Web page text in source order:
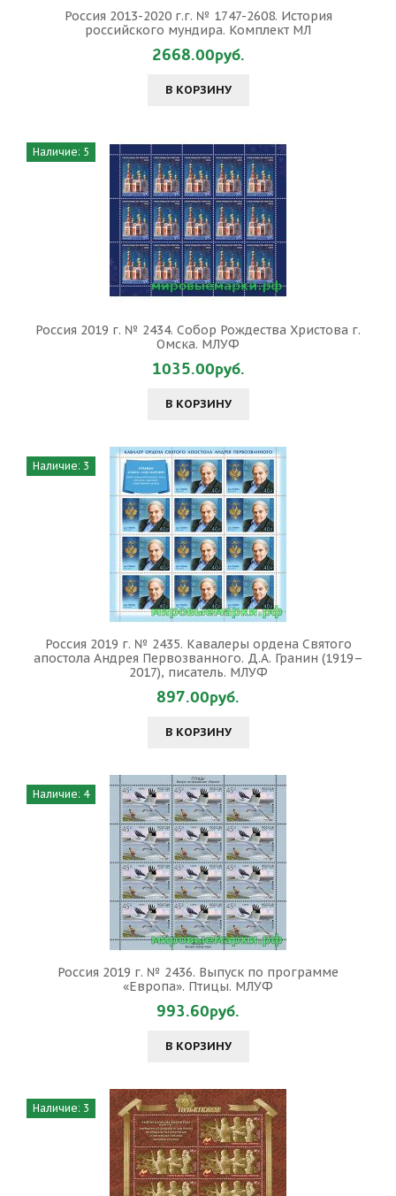
Россия 2013-2020 г.г. № 1747-2608. История
российского мундира. Комплект МЛ
2668.00руб.
В КОРЗИНУ
Наличие: 5
Россия 2019 г. № 2434. Собор Рождества Христова г.
Омска. МЛУФ
1035.00руб.
В КОРЗИНУ
Наличие: 3
Россия 2019 г. № 2435. Кавалеры ордена Святого
апостола Андрея Первозванного. Д.А. Гранин (1919–
2017), писатель. МЛУФ
897.00руб.
В КОРЗИНУ
Наличие: 4
Россия 2019 г. № 2436. Выпуск по программе
«Европа». Птицы. МЛУФ
993.60руб.
В КОРЗИНУ
Наличие: 3